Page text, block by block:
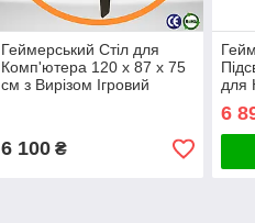
Геймерський Стіл для
Комп'ютера 120 x 87 x 75
см з Вирізом Ігровий
Чорний ЛДСП
6 100₴
для
6